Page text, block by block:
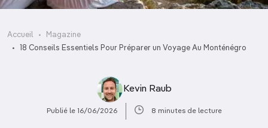
Accueil
Magazine
18 Conseils Essentiels Pour Préparer un Voyage Au Monténégro
Kevin Raub
Publié le 16/06/2026 8 minutes de lecture